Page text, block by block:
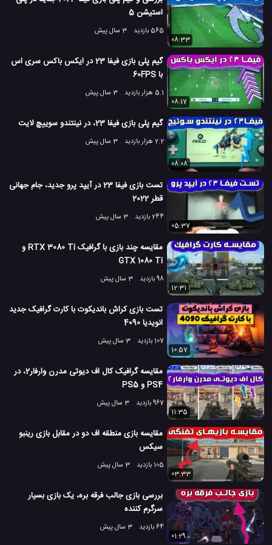
استیشن 5
565 بازدید
3 سال پیش
08:33
گیم پلی بازی فیفا 23 در ایکس باکس سری اس
با 60FPS
5.1 هزار بازدید
3 سال پیش
08:17
گیم پلی بازی فیفا 23، در نینتندو سوییچ لایت
2.2 هزار بازدید 3 سال پیش
08:08
تست بازی فیفا 23 در آیپد پرو جدید، جام جهانی
قطر 2022
244 بازدید
3 سال پیش
05:37
مقایسه چند بازی با گرافیک RTX 3080 Ti و
GTX 1080 Ti
98 بازدید
3 سال پیش
12:31
تست بازی کراش باندیکوت با کارت گرافیک جدید
انویدیا 4090
107 بازدید
3 سال پیش
10:57
مقایسه گرافیک کال اف دیوتی مدرن وارفار2، در
PS4 و PS5
967 بازدید
3 سال پیش
11:35
مقایسه بازی منطقه اف دو در مقابل بازی رینبو
سیکس
105 بازدید
3 سال پیش
03:33
بررسی بازی جالب فرقه بره، یک بازی بسیار
سرگرم کننده
64 بازدید
3 سال پیش
01:29